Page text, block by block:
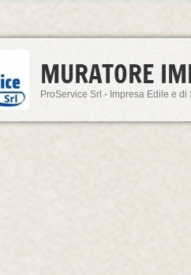
MURATORE
ProService Srl - Impresa Edile e di